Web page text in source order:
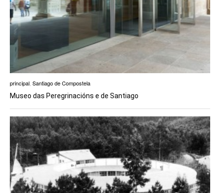
principal Santiago de Compostela
Museo das Peregrinacións e de Santiago